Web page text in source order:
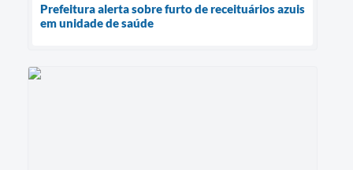
Prefeitura alerta sobre furto de receituários azuis
em unidade de saúde